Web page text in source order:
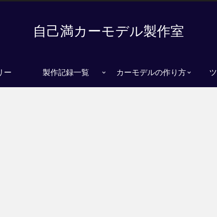
自己満カーモデル製作室
ー 製作記録一覧 カーモデルの作り方